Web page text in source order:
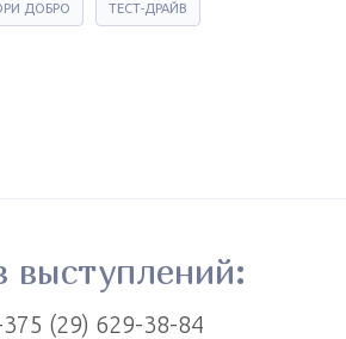
ДОБРО ТЕСТ-ДРАЙВ
выступлений:
(29) 629-38-84